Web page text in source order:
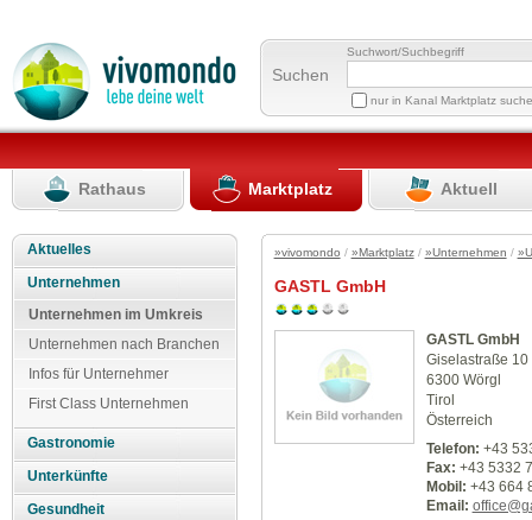
Suchen
Suchwort/Suchbegriff
nur in Kanal Marktplatz
Rathaus Marktplatz Aktuell
Aktuelles
Unternehmen
Unternehmen im Umkreis
Unternehmen nach Branchen
Infos für Unternehmer
First Class Unternehmen
Gastronomie
Unterkünfte
Gesundheit
»vivomondo / »Marktplatz/ »Unternehmen /
GASTL GmbH
GASTL GmbH
Giselastraße 10
6300 Wörgl
Tirol
Österreich
Telefon: +43
Fax: +43 5332
Mobil: +43 664
Email: